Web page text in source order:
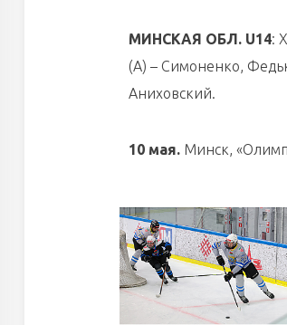
МИНСКАЯ ОБЛ. U14:
(А) – Симоненко,
Аниховский.
10 мая. Минск,